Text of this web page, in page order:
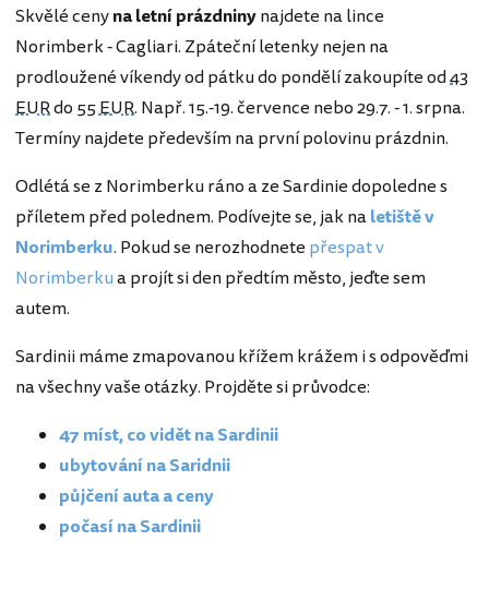
Skvělé cenyna letní prázdninynajdete na lince
Norimberk - Cagliari. Zpáteční letenky nejen na
prodloužené víkendy od pátku do pondělí zakoupíte od43
EURdo 55 EUR. Např. 15.-19. července nebo 29.7. - 1. srpna.
Termíny najdete především na první polovinu prázdnin.
Odlétá se z Norimberku ráno a ze Sardinie dopoledne s
příletem před polednem. Podívejte se, jak naletiště v
Norimberku. Pokud se nerozhodnete přespat v
Norimberkua projít si den předtím město, jeďte sem
autem.
Sardinii máme zmapovanou křížem krážem i s odpověďmi
na všechny vaše otázky. Projděte si průvodce:
47 míst, co vidět na Sardinii
ubytování na Saridnii
půjčení auta a ceny
počasí na Sardinii